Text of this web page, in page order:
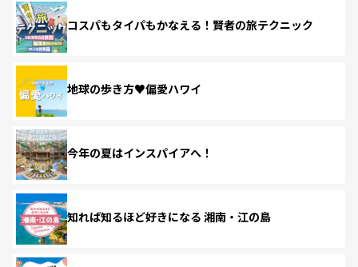
コスパもタイパもかなえる！賢者の旅テクニック
地球の歩き方♥偏愛ハワイ
今年の夏はインスパイアへ！
知れば知るほど好きになる 湘南・江の島